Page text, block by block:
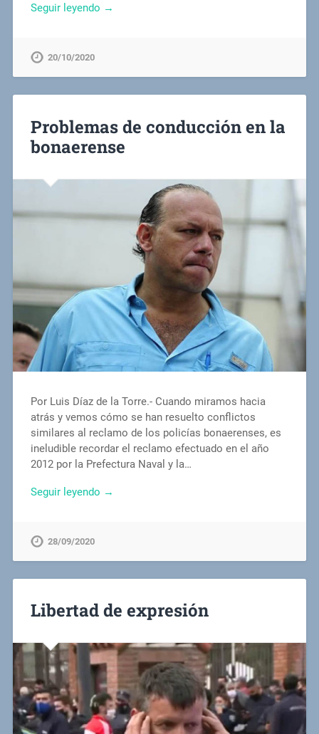
Seguir leyendo →
20/10/2020
Problemas de conducción en la
bonaerense
Por Luis Díaz de la Torre.- Cuando miramos hacia
atrás y vemos cómo se han resuelto conflictos
similares al reclamo de los policías bonaerenses, es
ineludible recordar el reclamo efectuado en el año
2012 por la Prefectura Naval y la…
Seguir leyendo →
28/09/2020
Libertad de expresión